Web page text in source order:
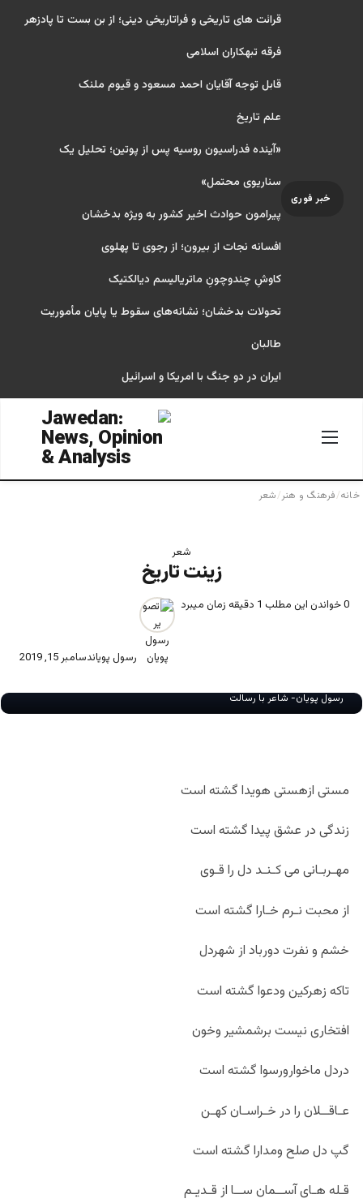
خبر فوری
قرائت های تاریخی و فراتاریخی دینی؛ از بن بست تا پادزهر
فرقه تبهکاران اسلامی
قابل توجه آقایان احمد مسعود و قیوم ملنک
علم تاریخ
«آینده فدراسیون روسیه پس از پوتین؛ تحلیل یک
سناریوی محتمل»
پیرامون حوادث اخیر کشور به ویژه بدخشان
افسانه نجات از بیرون؛ از رجوی تا پهلوی
کاوشِ چندو‌چونِ ماتریالیسم دیالکتیک
تحولات بدخشان؛ نشانه‌های سقوط یا پایان مأموریت
طالبان
ایران در دو جنگ با امریکا و اسرائیل
خانه/فرهنگ و هنر/شعر
شعر
زینت تاریخ
رسول پویاندسامبر 15, 2019
0خواندن این مطلب 1 دقیقه زمان میبرد
رسول پویان- شاعر با رسالت
مستی ازهستی هویدا گشته است
زندگی در عشق پیدا گشته است
مهـربـانی می کـنـد دل را قـوی
از محبت نـرم خـارا گشته است
خشم و نفرت دورباد از شهردل
تاکه زهرکین ودعوا گشته است
افتخاری نیست برشمشیر وخون
دردل ماخوارورسوا گشته است
عـاقــلان را در خـراسـان کهـن
گپ دل صلح ومدارا گشته است
قـله هـای آســمان ســا از قـدیـم